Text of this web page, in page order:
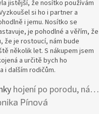
jistější, že nosítko používám
si ho i partner a
i jemu. Nosítko se
je pohodlné a věřím, že
že je rostoucí, nám bude
několik let. S nákupem jsem
a určitě bych ho
i dalším rodičům.
hojení po porodu, nástřih a jizvy
produktu je 5 z 5 hvězdiček.
Pínová